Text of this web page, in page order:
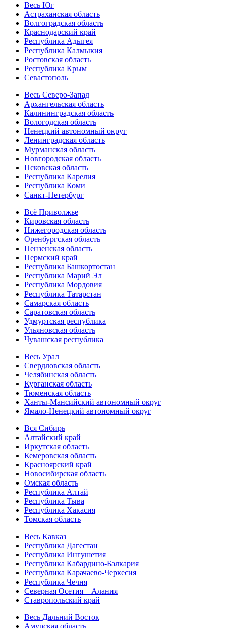
Весь Юг
Астраханская область
Волгоградская область
Краснодарский край
Республика Адыгея
Республика Калмыкия
Ростовская область
Республика Крым
Севастополь
Весь Северо-Запад
Архангельская область
Калининградская область
Вологодская область
Ненецкий автономный округ
Ленинградская область
Мурманская область
Новгородская область
Псковская область
Республика Карелия
Республика Коми
Санкт-Петербург
Всё Приволжье
Кировская область
Нижегородская область
Оренбургская область
Пензенская область
Пермский край
Республика Башкортостан
Республика Марий Эл
Республика Мордовия
Республика Татарстан
Самарская область
Саратовская область
Удмуртская республика
Ульяновская область
Чувашская республика
Весь Урал
Свердловская область
Челябинская область
Курганская область
Тюменская область
Ханты-Мансийский автономный округ
Ямало-Ненецкий автономный округ
Вся Сибирь
Алтайский край
Иркутская область
Кемеровская область
Красноярский край
Новосибирская область
Омская область
Республика Алтай
Республика Тыва
Республика Хакасия
Томская область
Весь Кавказ
Республика Дагестан
Республика Ингушетия
Республика Кабардино-Балкария
Республика Карачаево-Черкесия
Республика Чечня
Северная Осетия – Алания
Ставропольский край
Весь Дальний Восток
Амурская область